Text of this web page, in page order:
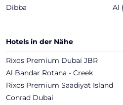
Dibba
Al
Hotels in der Nähe
Rixos Premium Dubai JBR
Al Bandar Rotana - Creek
Rixos Premium Saadiyat Island
Conrad Dubai